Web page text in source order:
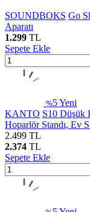
SOUNDBOKS Go
Aparatı
1.299 TL
Sepete Ekle
%5Yeni
KANTO S10 Düşük
Hoparlör Standı, Ev
2.499 TL
2.374 TL
Sepete Ekle